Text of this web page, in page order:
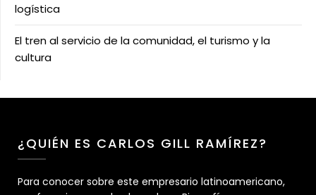
logística
El tren al servicio de la comunidad, el turismo y la
cultura
¿QUIÉN ES CARLOS GILL RAMÍREZ?
Para conocer sobre este empresario latinoamericano,